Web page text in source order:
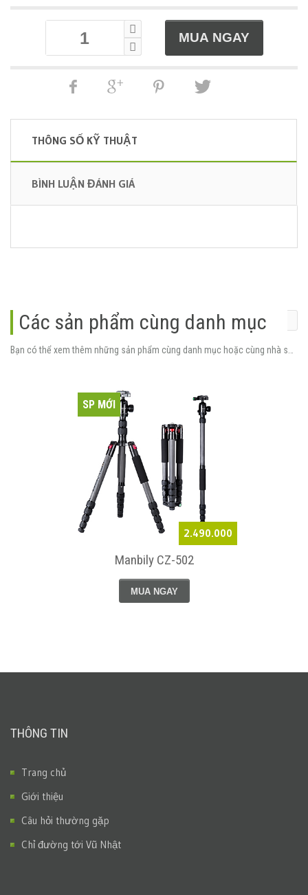
THÔNG SỐ KỸ THUẬT
BÌNH LUẬN ĐÁNH GIÁ
Các sản phẩm cùng danh mục
2.490.000
SP MỚI
Manbily CZ-502
MUA NGAY
THÔNG TIN
Trang chủ
Giới thiệu
Câu hỏi thường gặp
Chỉ đường tới Vũ Nhật